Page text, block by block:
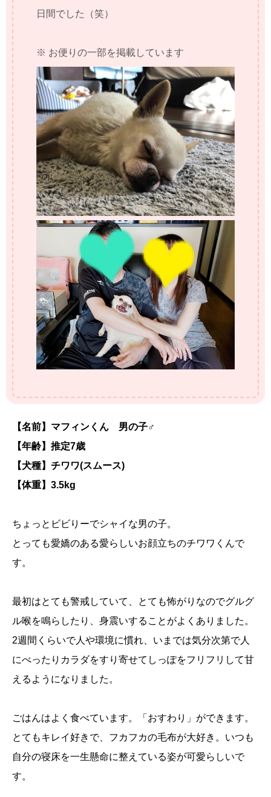
日間でした（笑）
※ お便りの一部を掲載しています
【名前】マフィンくん 男の子♂
【年齢】推定7歳
【犬種】チワワ(スムース)
【体重】3.5kg
ちょっとビビりーでシャイな男の子。
とっても愛嬌のある愛らしいお顔立ちのチワワくんで
す。
最初はとても警戒していて、とても怖がりなのでグルグ
ル喉を鳴らしたり、身震いすることがよくありました。
2週間くらいで人や環境に慣れ、いまでは気分次第で人
にべったりカラダをすり寄せてしっぽをフリフリして甘
えるようになりました。
ごはんはよく食べています。「おすわり」ができます。
とてもキレイ好きで、フカフカの毛布が大好き。いつも
自分の寝床を一生懸命に整えている姿が可愛らしいで
す。